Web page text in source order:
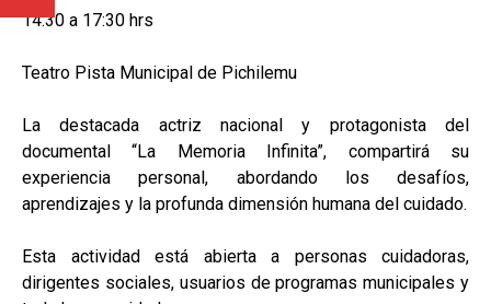
14:30 a 17:30 hrs
Teatro Pista Municipal de Pichilemu
La destacada actriz nacional y protagonista del
documental “La Memoria Infinita”, compartirá su
experiencia personal, abordando los desafíos,
aprendizajes y la profunda dimensión humana del cuidado.
Esta actividad está abierta a personas cuidadoras,
dirigentes sociales, usuarios de programas municipales y